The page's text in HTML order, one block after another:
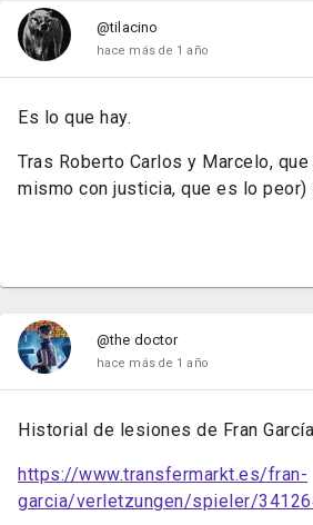
@tilacino
hace más de 1 año
Es lo que hay.
Tras Roberto Carlos y Marcelo,
mismo con justicia, que es lo peor)
@the doctor
hace más de 1 año
Historial de lesiones de Fran
https://www.transfermarkt.es/fran-
garcia/verletzungen/spieler/